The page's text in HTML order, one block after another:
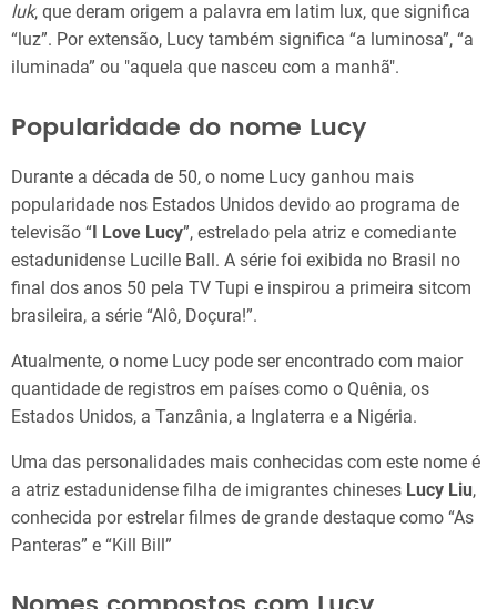
luk, que deram origem a palavra em latim lux, que significa
“luz”. Por extensão, Lucy também significa “a luminosa”, “a
iluminada” ou "aquela que nasceu com a manhã".
Popularidade do nome Lucy
Durante a década de 50, o nome Lucy ganhou mais
popularidade nos Estados Unidos devido ao programa de
televisão “I Love Lucy”, estrelado pela atriz e comediante
estadunidense Lucille Ball. A série foi exibida no Brasil no
final dos anos 50 pela TV Tupi e inspirou a primeira sitcom
brasileira, a série “Alô, Doçura!”.
Atualmente, o nome Lucy pode ser encontrado com maior
quantidade de registros em países como o Quênia, os
Estados Unidos, a Tanzânia, a Inglaterra e a Nigéria.
Uma das personalidades mais conhecidas com este nome é
a atriz estadunidense filha de imigrantes chineses Lucy Liu,
conhecida por estrelar filmes de grande destaque como “As
Panteras” e “Kill Bill”